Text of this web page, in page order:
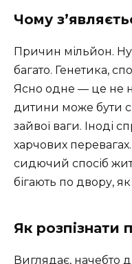
Чому
Причин мільйон.
багато. Генетика,
Ясно одне — це не
дитини може бути
зайвої ваги. Іноді
харчових
сидючий спосіб
бігають по двору,
Як розпізнати
Виглядає, начебто